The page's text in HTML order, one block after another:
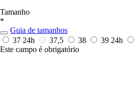
Tamanho
*
Guia de tamanhos
37 24h 37,5 38 39 24h
Este campo é obrigatório